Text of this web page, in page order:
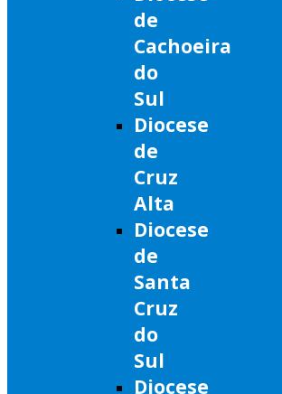
de
Cachoeira
do
Sul
Diocese
de
Cruz
Alta
Diocese
de
Santa
Cruz
do
Sul
Diocese